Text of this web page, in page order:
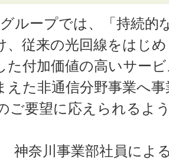
ループでは、「持続的
、従来の光回線をはじ
た付加価値の高いサー
えた非通信分野事業へ
ご要望に応えられるよ
神奈川事業部社員によ